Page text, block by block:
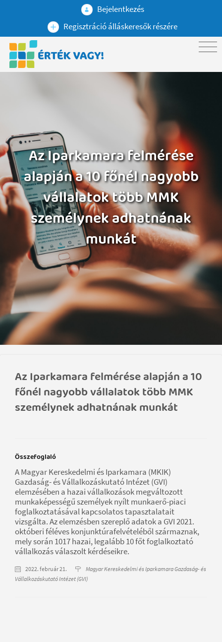
Bejelentkezés
Regisztráció álláskeresők részére
Az Iparkamara felmérése
alapján a 10 főnél nagyobb
vállalatok több MMK
személynek adhatnának
munkát
Az Iparkamara felmérése alapján a 10
főnél nagyobb vállalatok több MMK
személynek adhatnának munkát
Összefoglaló
A Magyar Kereskedelmi és Iparkamara (MKIK)
Gazdaság- és Vállalkozáskutató Intézet (GVI)
elemzésében a hazai vállalkozások megváltozott
munkaképességű személyek nyílt munkaerő-piaci
foglalkoztatásával kapcsolatos tapasztalatait
vizsgálta. Az elemzésben szereplő adatok a GVI 2021.
októberi féléves konjunktúrafelvételéből származnak,
mely során 1017 hazai, legalább 10 főt foglalkoztató
vállalkozás válaszolt kérdéseikre.
2022. február 21.
Magyar Kereskedelmi és Iparkamara Gazdaság- és
Vállalkozáskutató Intézet (GVI)